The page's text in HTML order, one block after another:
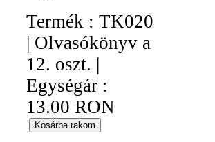
Termék : TK020
| Olvasókönyv a
12. oszt. |
Egységár :
13.00 RON